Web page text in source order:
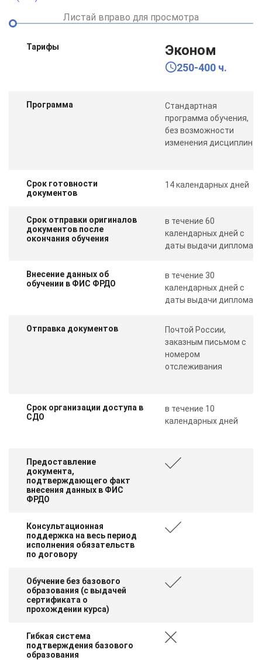
Листай вправо для просмотра
Тарифы Эконом
250-400 ч.
Программа
Стандартная
программа обучения,
без возможности
изменения дисциплин
Срок готовности
документов
14 календарных дней
Срок отправки оригиналов
документов после
окончания обучения
в течение 60
календарных дней с
даты выдачи диплома
Внесение данных об
обучении в ФИС ФРДО
в течение 30
календарных дней с
даты выдачи диплома
Отправка документов
Почтой России,
заказным письмом с
номером
отслеживания
Срок организации доступа в
СДО
в течение 10
календарных дней
Предоставление
документа,
подтверждающего факт
внесения данных в ФИС
ФРДО
Консультационная
поддержка на весь период
исполнения обязательств
по договору
Обучение без базового
образования (с выдачей
сертификата о
прохождении курса)
Гибкая система
подтверждения базового
образования